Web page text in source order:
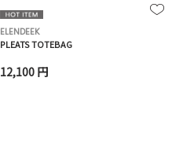
ELENDEEK
PLEATS TOTEBAG
12,100 円